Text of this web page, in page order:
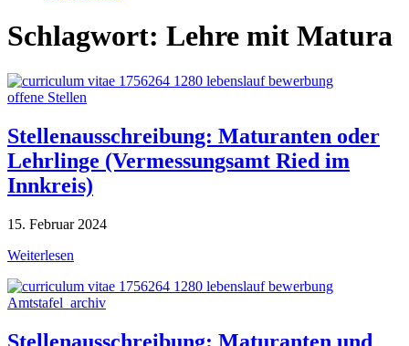
Schlagwort: Lehre mit Matura
offene Stellen
Stellenausschreibung: Maturanten oder
Lehrlinge (Vermessungsamt Ried im
Innkreis)
15. Februar 2024
Weiterlesen
Amtstafel_archiv
Stellenausschreibung: Maturanten und